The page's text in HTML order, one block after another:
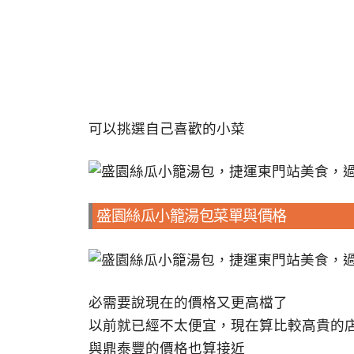
可以挑選自己喜歡的小菜
盛園絲瓜小籠湯包菜單與價格
必需要說現在的價格又更高檔了
以前就已經不太便宜，現在算比較高貴的
與鼎泰豐的價格也算接近